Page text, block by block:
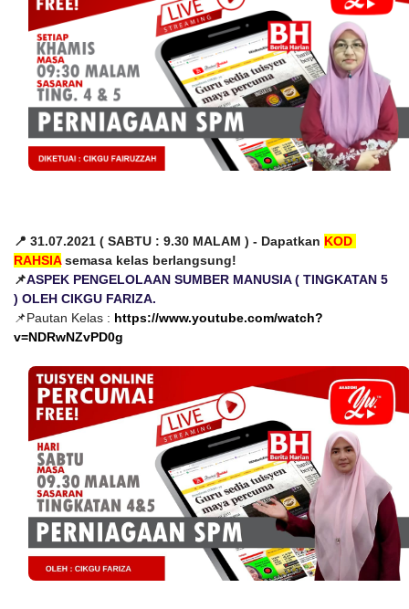
📍 31.07.2021 ( SABTU : 9.30 MALAM ) - Dapatkan KOD
RAHSIA semasa kelas berlangsung!
📌ASPEK PENGELOLAAN SUMBER MANUSIA ( TINGKATAN 5
) OLEH CIKGU FARIZA.
📌Pautan Kelas : https://www.youtube.com/watch?
v=NDRwNZvPD0g